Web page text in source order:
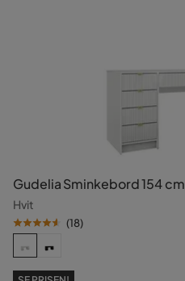
Gudelia Sminkebord 154 cm
Hvit
(18)